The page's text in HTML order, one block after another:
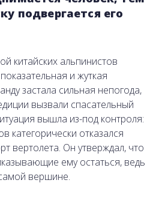
подвергается его
китайских альпинистов
и жуткая
застала сильная непогода,
вызвали спасательный
вышла из-под контроля:
категорически отказался
вертолета. Он утверждал, что
ему остаться, ведь
вершине.